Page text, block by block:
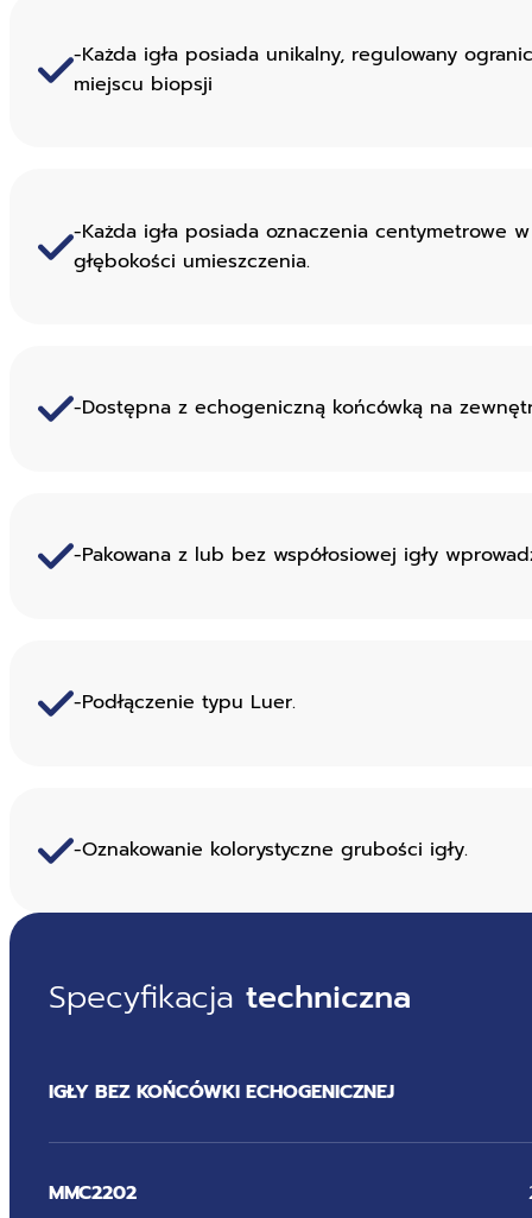
-Każda igła posiada unikalny, regulowany
miejscu biopsji
-Każda igła posiada oznaczenia centymetrowe
głębokości umieszczenia.
-Dostępna z echogeniczną końcówką na
-Pakowana z lub bez współosiowej igły
-Podłączenie typu Luer.
-Oznakowanie kolorystyczne grubości igły.
Specyfikacja techniczna
IGŁY BEZ KOŃCÓWKI ECHOGENICZNEJ
MMC2202